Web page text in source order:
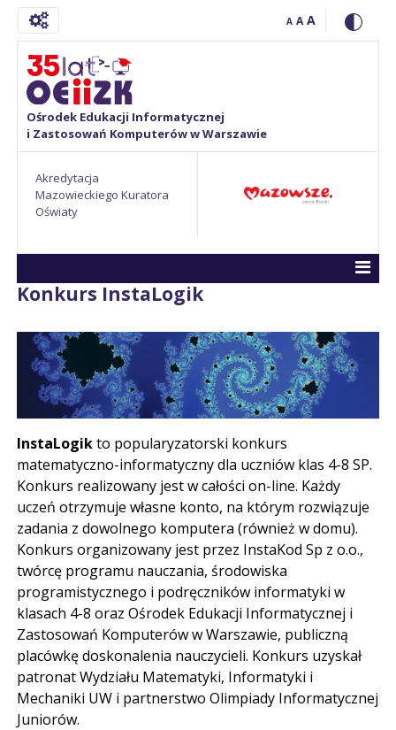
A A A
Ośrodek Edukacji Informatycznej
i Zastosowań Komputerów w Warszawie
Akredytacja
Mazowieckiego Kuratora
Oświaty
Konkurs InstaLogik
InstaLogikto popularyzatorski konkurs
matematyczno-informatyczny dla uczniów klas 4-8 SP.
Konkurs realizowany jest w całości on-line. Każdy
uczeń otrzymuje własne konto, na którym rozwiązuje
zadania z dowolnego komputera (również w domu).
Konkurs organizowany jest przez InstaKod Sp z o.o.,
twórcę programu nauczania, środowiska
programistycznego i podręczników informatyki w
klasach 4-8 oraz Ośrodek Edukacji Informatycznej i
Zastosowań Komputerów w Warszawie, publiczną
placówkę doskonalenia nauczycieli. Konkurs uzyskał
patronat Wydziału Matematyki, Informatyki i
Mechaniki UW i partnerstwo Olimpiady Informatycznej
Juniorów.